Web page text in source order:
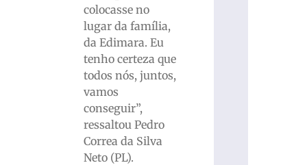
colocasse no
lugar da família,
da Edimara. Eu
tenho certeza que
todos nós, juntos,
vamos
conseguir”,
ressaltou Pedro
Correa da Silva
Neto (PL).